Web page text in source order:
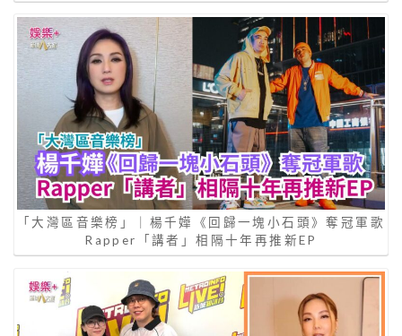
「大灣區音樂榜」｜楊千嬅《回歸一塊小石頭》奪冠軍歌
Rapper「講者」相隔十年再推新EP